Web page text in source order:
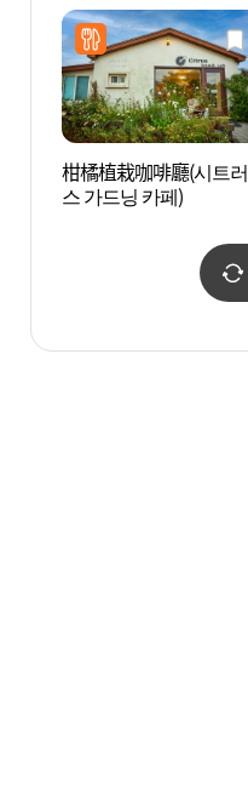
柑橘植栽咖啡廳(시트러
스 가드닝 카페)